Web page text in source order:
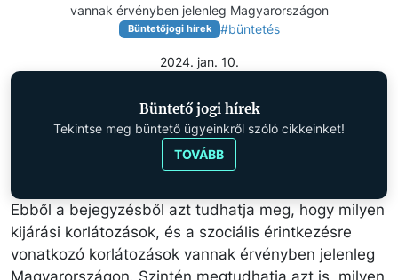
vannak érvényben jelenleg Magyarországon
Büntetőjogi hírek #büntetés
2024. jan. 10.
Büntető jogi hírek
Tekintse meg büntető ügyeinkről szóló cikkeinket!
TOVÁBB
Ebből a bejegyzésből azt tudhatja meg, hogy milyen
kijárási korlátozások, és a szociális érintkezésre
vonatkozó korlátozások vannak érvényben jelenleg
Magyarországon. Szintén megtudhatja azt is, milyen